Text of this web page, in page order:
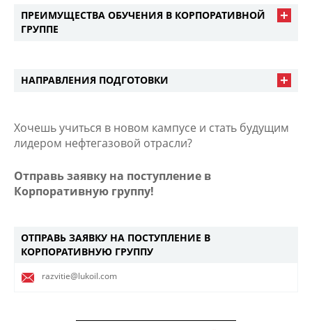
ПРЕИМУЩЕСТВА ОБУЧЕНИЯ В КОРПОРАТИВНОЙ
ГРУППЕ
НАПРАВЛЕНИЯ ПОДГОТОВКИ
Хочешь учиться в новом кампусе и стать будущим
лидером нефтегазовой отрасли?
Отправь заявку на поступление в
Корпоративную группу!
ОТПРАВЬ ЗАЯВКУ НА ПОСТУПЛЕНИЕ В
КОРПОРАТИВНУЮ ГРУППУ
razvitie@lukoil.com